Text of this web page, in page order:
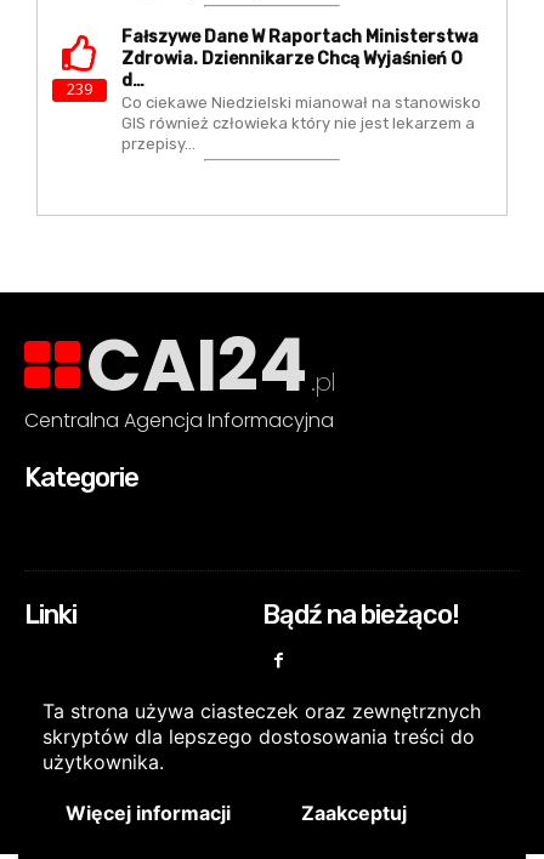
Ta strona używa ciasteczek oraz zewnętrznych
skryptów dla lepszego dostosowania treści do
użytkownika.
Więcej informacji Zaakceptuj
239
Fałszywe Dane W Raportach Ministerstwa
Zdrowia. Dziennikarze Chcą Wyjaśnień O
D…
Co ciekawe Niedzielski mianował na stanowisko
GIS również człowieka który nie jest lekarzem a
przepisy…
CAI24 .pl
Centralna Agencja Informacyjna
Kategorie
Linki Bądź na bieżąco!